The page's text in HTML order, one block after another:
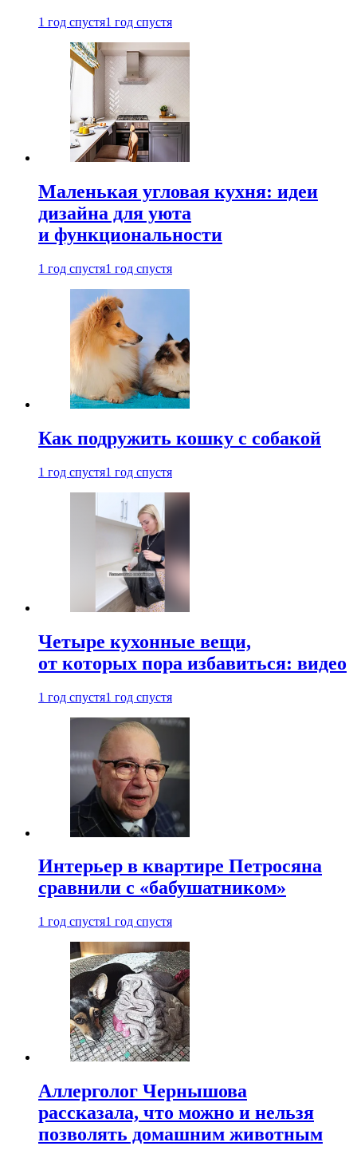
1 год спустя1 год спустя
Маленькая угловая кухня: идеи
дизайна для уюта
и функциональности
1 год спустя1 год спустя
Как подружить кошку с собакой
1 год спустя1 год спустя
Четыре кухонные вещи,
от которых пора избавиться: видео
1 год спустя1 год спустя
Интерьер в квартире Петросяна
сравнили с «бабушатником»
1 год спустя1 год спустя
Аллерголог Чернышова
рассказала, что можно и нельзя
позволять домашним животным